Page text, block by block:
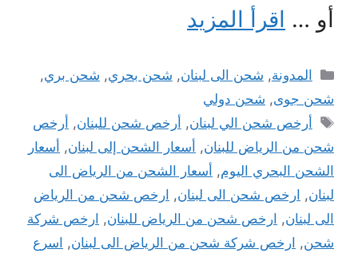
أو … اقرأ المزيد
التصنيفات
المدونة, شحن الى لبنان, شحن بحري, شحن بري,
شحن جوى, شحن دولي
الوسوم
أرخص شحن الي لبنان, أرخص شحن للبنان, أرخص
شحن من الرياض للبنان, أسعار الشحن إلى لبنان, أسعار
الشحن البحري اليوم, أسعار الشحن من الرياض الى
لبنان, ارخص شحن الى لبنان, ارخص شحن من الرياض
الى لبنان, ارخص شحن من الرياض للبنان, ارخص شركة
شحن, ارخص شركة شحن من الرياض الى لبنان, اسرع